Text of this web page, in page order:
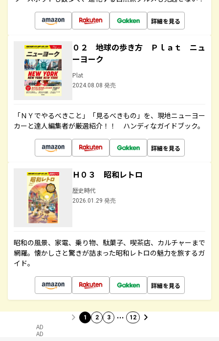
詳細を見る
０２ 地球の歩き方 Ｐｌａｔ ニュ
ーヨーク
Plat
2024.08.08 発売
「ＮＹでやるべきこと」「見るべきもの」を、現地ニューヨー
カーと達人編集者が厳選紹介！！ ハンディなガイドブック。
詳細を見る
Ｈ０３ 昭和レトロ
歴史時代
2026.01.29 発売
昭和の風景、家電、乗り物、駄菓子、喫茶店、カルチャーまで
網羅。懐かしさと驚きが詰まった昭和レトロの魅力を旅するガ
イド。
詳細を見る
1 2 3 … 12
AD
AD